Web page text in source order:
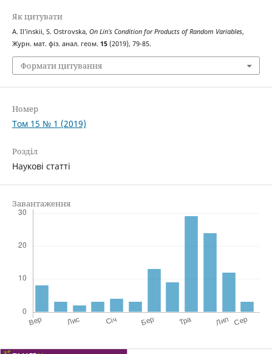
Як цитувати
A. Il’‎inskii, S. Ostrovska, On Lin’s Condition for Products of Random Variables,
Журн. мат. фіз. анал. геом. 15(2019), 79-85.
Формати цитування
Номер
Том 15 № 1 (2019)
Розділ
Наукові статті
Завантаження